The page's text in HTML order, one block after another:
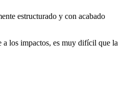
estructurado y con acabado
a los impactos, es muy difícil que la